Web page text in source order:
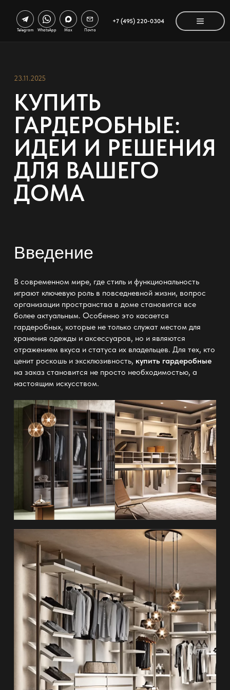
+7 (495) 220-0304
Telegram WhatsApp Max Почта
23.11.2025
КУПИТЬ
ГАРДЕРОБНЫЕ:
ИДЕИ И РЕШЕНИЯ
ДЛЯ ВАШЕГО
ДОМА
Введение
В современном мире, где стиль и функциональность
играют ключевую роль в повседневной жизни, вопрос
организации пространства в доме становится все
более актуальным. Особенно это касается
гардеробных, которые не только служат местом для
хранения одежды и аксессуаров, но и являются
отражением вкуса и статуса их владельцев. Для тех, кто
ценит роскошь и эксклюзивность, купить гардеробные
на заказ становится не просто необходимостью, а
настоящим искусством.